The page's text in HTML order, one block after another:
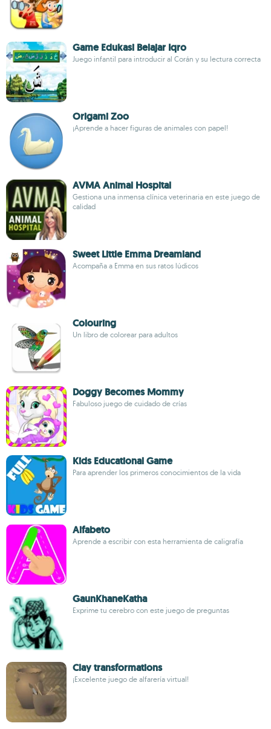
Game Edukasi Belajar Iqro
Juego infantil para introducir al Corán y su lectura correcta
Origami Zoo
¡Aprende a hacer figuras de animales con papel!
AVMA Animal Hospital
Gestiona una inmensa clínica veterinaria en este juego de
calidad
Sweet Little Emma Dreamland
Acompaña a Emma en sus ratos lúdicos
Colouring
Un libro de colorear para adultos
Doggy Becomes Mommy
Fabuloso juego de cuidado de crías
Kids Educational Game
Para aprender los primeros conocimientos de la vida
Alfabeto
Aprende a escribir con esta herramienta de caligrafía
GaunKhaneKatha
Exprime tu cerebro con este juego de preguntas
Clay transformations
¡Excelente juego de alfarería virtual!